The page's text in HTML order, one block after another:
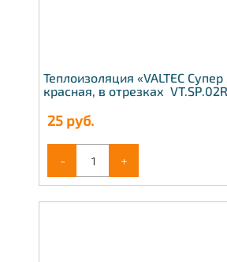
Теплоизоляция «VALTEC
красная, в отрезках
25 руб.
- +